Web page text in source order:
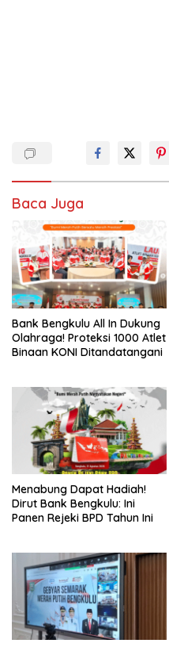
Baca Juga
Bank Bengkulu All In Dukung
Olahraga! Proteksi 1000 Atlet
Binaan KONI Ditandatangani
Menabung Dapat Hadiah!
Dirut Bank Bengkulu: Ini
Panen Rejeki BPD Tahun Ini